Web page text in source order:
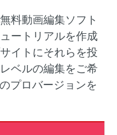
料動画編集ソフト
ートリアルを作成
イトにそれらを投
ベルの編集をご希
プロバージョンを